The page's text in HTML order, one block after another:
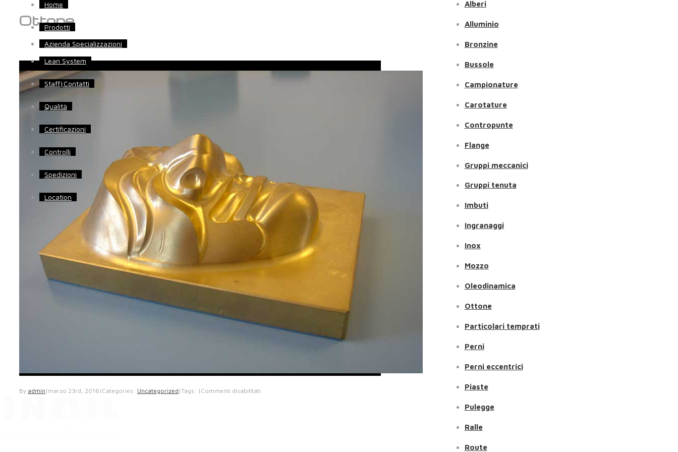
Home
Prodotti
Azienda Specializzazioni
Lean System
Staff|Contatti
Qualità
Certificazioni
Controlli
Spedizioni
Location
Ottone
By admin | marzo 23rd, 2016 | Categories: Uncategorized |Tags: | Commenti disabilitati
Alberi
Alluminio
Bronzine
Bussole
Campionature
Carotature
Contropunte
Flange
Gruppi meccanici
Gruppi tenuta
Imbuti
Ingranaggi
Inox
Mozzo
Oleodinamica
Ottone
Particolari temprati
Perni
Perni eccentrici
Piaste
Pulegge
Ralle
Route